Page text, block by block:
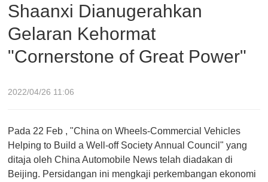
Shaanxi Dianugerahkan
Gelaran Kehormat
"Cornerstone of Great Power"
2022/04/26 11:06
Pada 22 Feb , "China on Wheels-Commercial Vehicles
Helping to Build a Well-off Society Annual Council" yang
ditaja oleh China Automobile News telah diadakan di
Beijing. Persidangan ini mengkaji perkembangan ekonomi